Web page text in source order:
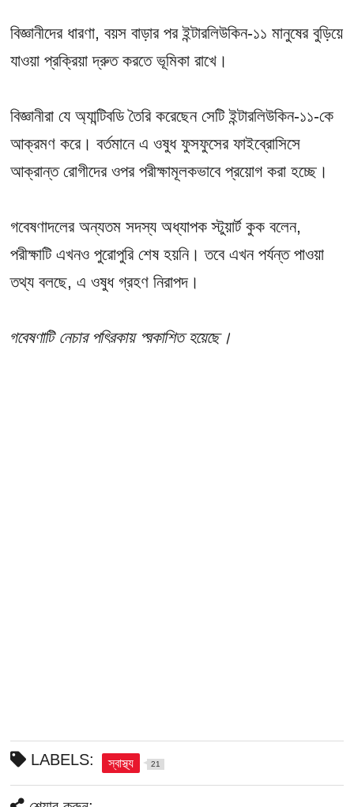
বিজ্ঞানীদের ধারণা, বয়স বাড়ার পর ইন্টারলিউকিন-১১ মানুষের বুড়িয়ে
যাওয়া প্রক্রিয়া দ্রুত করতে ভূমিকা রাখে।
বিজ্ঞানীরা যে অ্যান্টিবডি তৈরি করেছেন সেটি ইন্টারলিউকিন-১১-কে
আক্রমণ করে। বর্তমানে এ ওষুধ ফুসফুসের ফাইব্রোসিসে
আক্রান্ত রোগীদের ওপর পরীক্ষামূলকভাবে প্রয়োগ করা হচ্ছে।
গবেষণাদলের অন্যতম সদস্য অধ্যাপক স্টুয়ার্ট কুক বলেন,
পরীক্ষাটি এখনও পুরোপুরি শেষ হয়নি। তবে এখন পর্যন্ত পাওয়া
তথ্য বলছে, এ ওষুধ গ্রহণ নিরাপদ।
গবেষণাটিনেচারপত্রিকায় প্রকাশিত হয়েছে।
LABELS: স্বাস্থ্য 21